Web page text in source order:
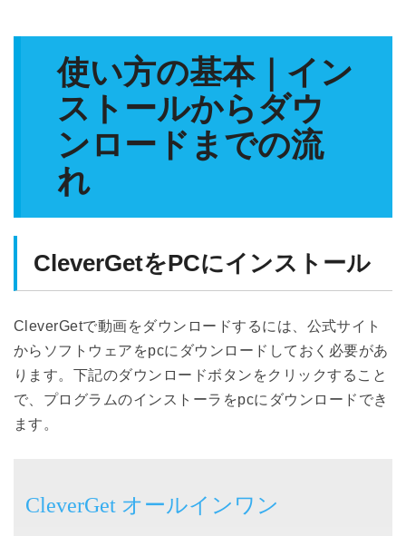
使い方の基本｜イン
ストールからダウ
ンロードまでの流
れ
CleverGetをPCにインストール
CleverGetで動画をダウンロードするには、公式サイト
からソフトウェアをpcにダウンロードしておく必要があ
ります。下記のダウンロードボタンをクリックすること
で、プログラムのインストーラをpcにダウンロードでき
ます。
CleverGet オールインワン